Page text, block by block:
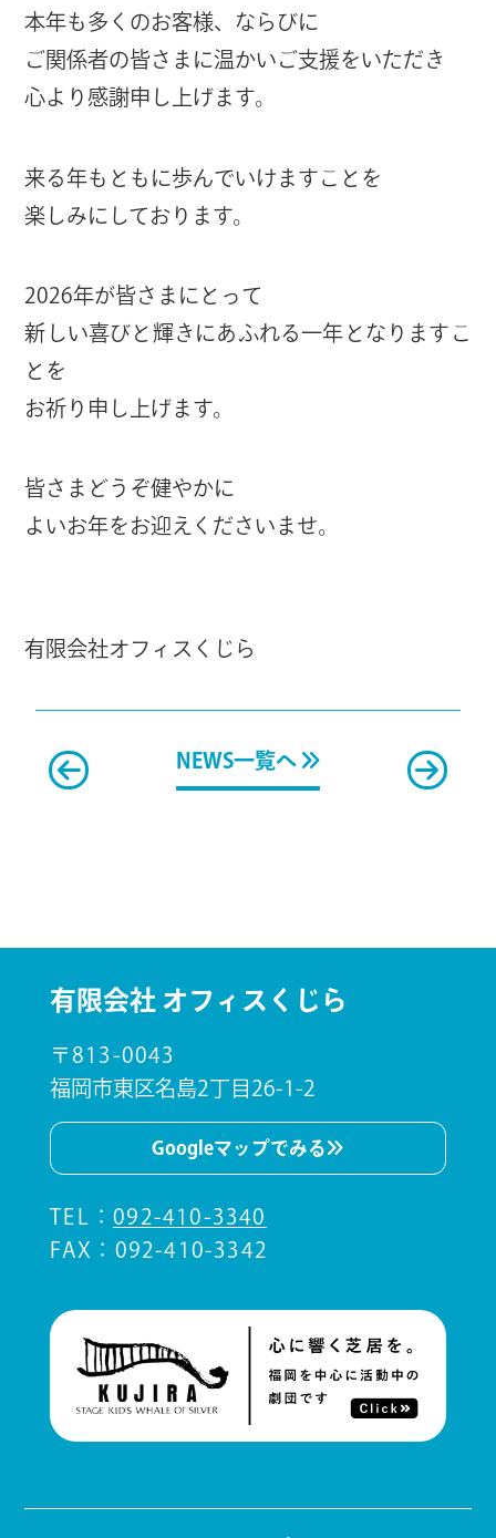
本年も多くのお客様、ならびに
ご関係者の皆さまに温かいご支援をいただき
心より感謝申し上げます。
来る年もともに歩んでいけますことを
楽しみにしております。
2026年が皆さまにとって
新しい喜びと輝きにあふれる一年となりますこ
とを
お祈り申し上げます。
皆さまどうぞ健やかに
よいお年をお迎えくださいませ。
有限会社オフィスくじら
NEWS一覧へ
有限会社 オフィスくじら
〒813-0043
福岡市東区名島2丁目26-1-2
Googleマップでみる
TEL ：092-410-3340
FAX：092-410-3342